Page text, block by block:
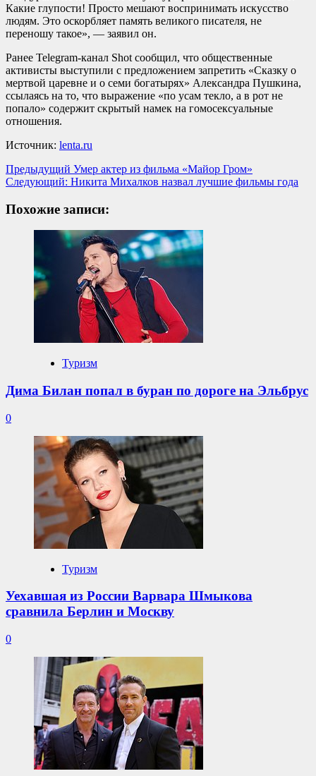
Какие глупости! Просто мешают воспринимать искусство
людям. Это оскорбляет память великого писателя, не
переношу такое», — заявил он.
Ранее Telegram-канал Shot сообщил, что общественные
активисты выступили с предложением запретить «Сказку о
мертвой царевне и о семи богатырях» Александра Пушкина,
ссылаясь на то, что выражение «по усам текло, а в рот не
попало» содержит скрытый намек на гомосексуальные
отношения.
Источник: lenta.ru
Навигация
записи
Предыдущий Умер актер из фильма «Майор Гром»
Следующий: Никита Михалков назвал лучшие фильмы года
Похожие записи:
Туризм
Дима Билан попал в буран по дороге на Эльбрус
0
Туризм
Уехавшая из России Варвара Шмыкова
сравнила Берлин и Москву
0